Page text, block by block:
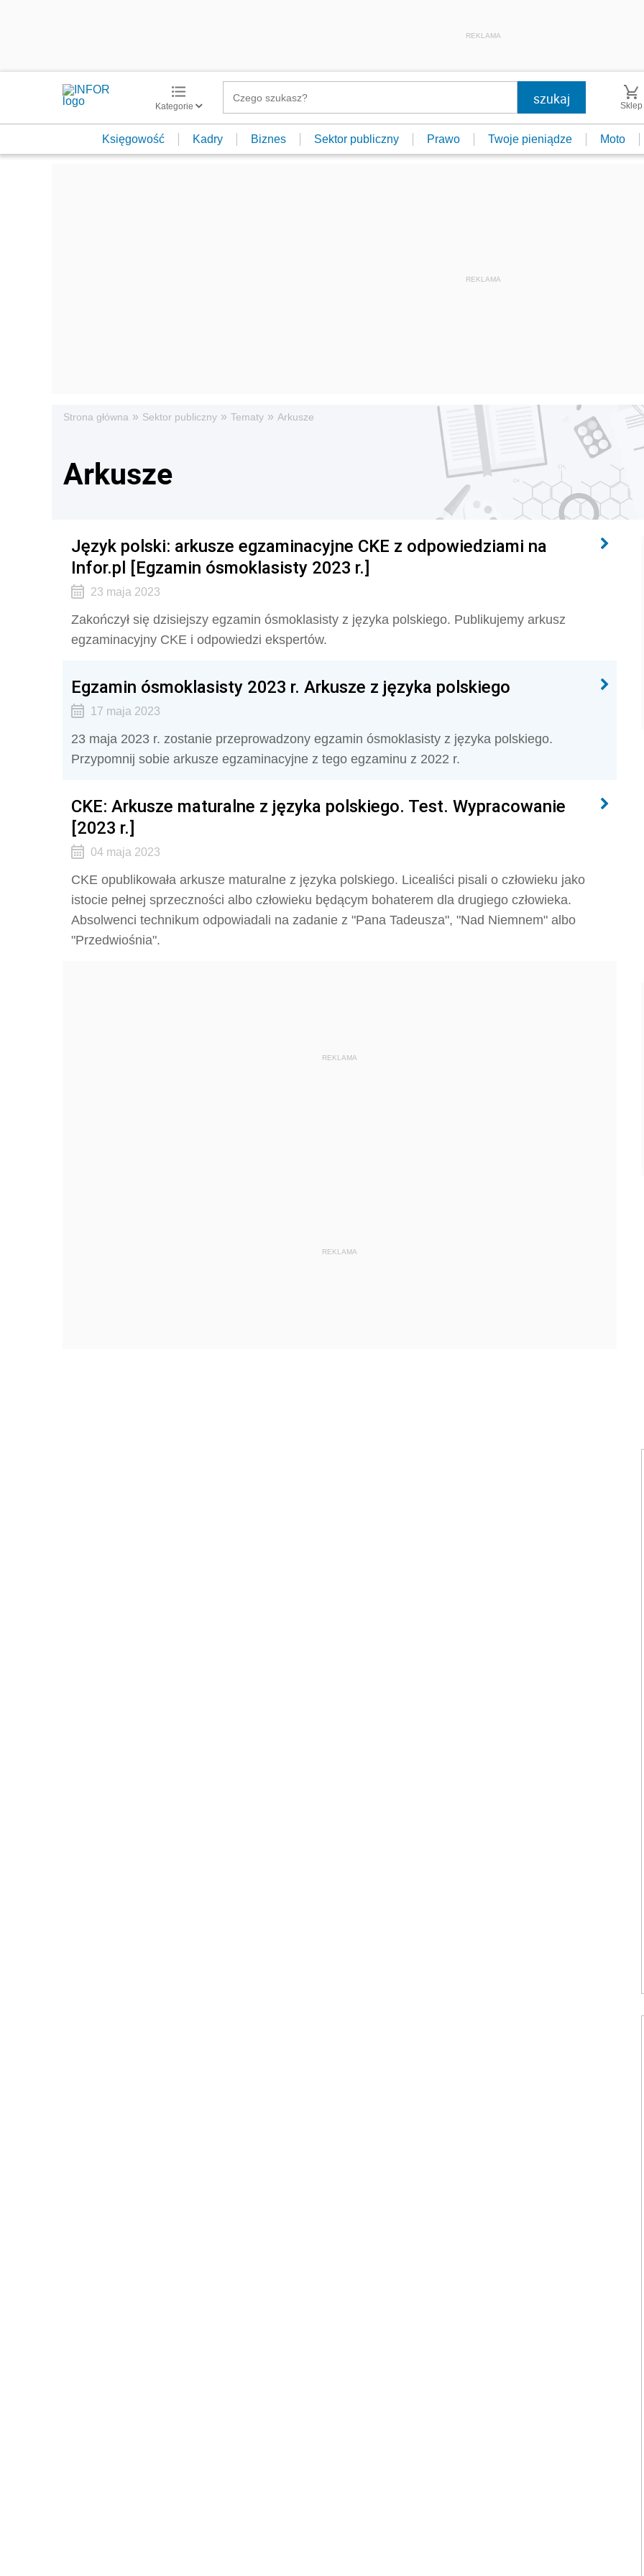
REKLAMA
Kategorie Sklep
Księgowość Kadry Biznes Sektor publiczny Prawo Twoje pieniądze Moto
Strona główna » Sektor publiczny » Tematy » Arkusze
Arkusze
Język polski: arkusze egzaminacyjne CKE z odpowiedziami na
Infor.pl [Egzamin ósmoklasisty 2023 r.]
23 maja 2023
Zakończył się dzisiejszy egzamin ósmoklasisty z języka polskiego. Publikujemy arkusz
egzaminacyjny CKE i odpowiedzi ekspertów.
Egzamin ósmoklasisty 2023 r. Arkusze z języka polskiego
17 maja 2023
23 maja 2023 r. zostanie przeprowadzony egzamin ósmoklasisty z języka polskiego.
Przypomnij sobie arkusze egzaminacyjne z tego egzaminu z 2022 r.
CKE: Arkusze maturalne z języka polskiego. Test. Wypracowanie
[2023 r.]
04 maja 2023
CKE opublikowała arkusze maturalne z języka polskiego. Licealiści pisali o człowieku jako
istocie pełnej sprzeczności albo człowieku będącym bohaterem dla drugiego człowieka.
Absolwenci technikum odpowiadali na zadanie z "Pana Tadeusza", "Nad Niemnem" albo
"Przedwiośnia".
REKLAMA
REKLAMA